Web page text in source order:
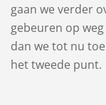
gaan we verder
gebeuren op
dan we tot nu
het tweede punt.